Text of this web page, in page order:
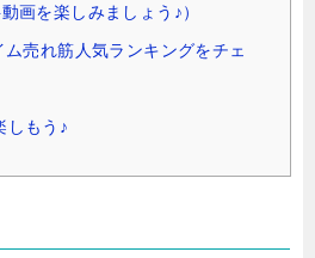
画を楽しみましょう♪）
売れ筋人気ランキングをチェ
しもう♪